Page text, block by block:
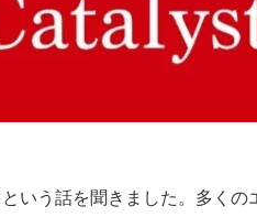
いう話を聞きました。多く